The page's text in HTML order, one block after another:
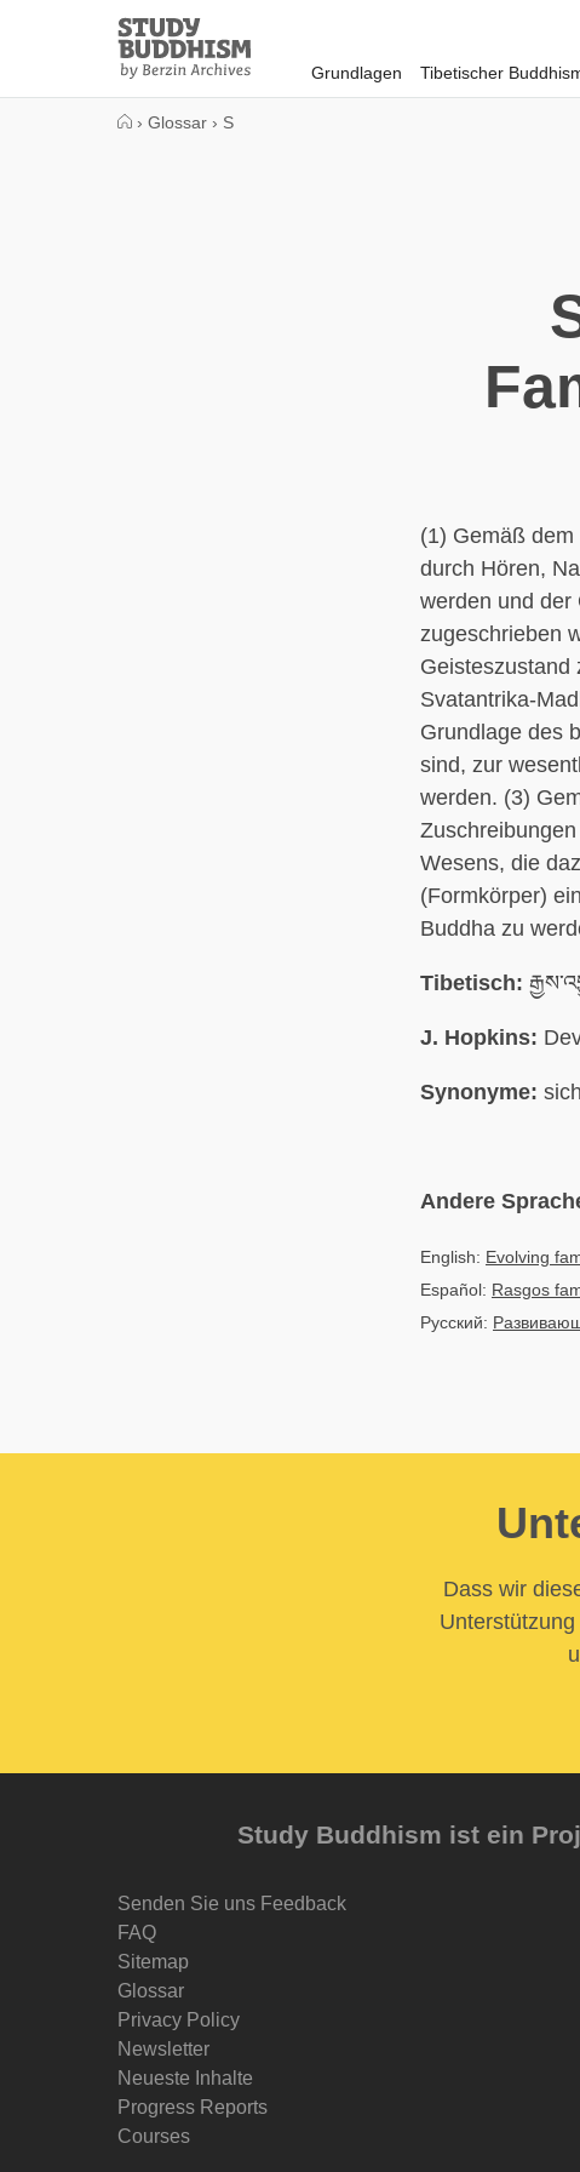
Study
Buddhism
Home
Grundlagen Tibetischer
› Glossar › S
(1) Gemäß
durch Hören,
werden und der
zugeschrieben
Geisteszustand
Svatantrika-
Grundlage des
sind, zur
werden. (3)
Wesens, die
(Formkörper)
Buddha zu
Tibetisch:
J. Hopkins:
Synonyme:
Andere
English: Evolving
Español: Rasgos
Русский:
Dass wir
Study Buddhism ist ein
Senden Sie uns Feedback
FAQ
Sitemap
Glossar
Privacy Policy
Newsletter
Neueste Inhalte
Progress Reports
Courses